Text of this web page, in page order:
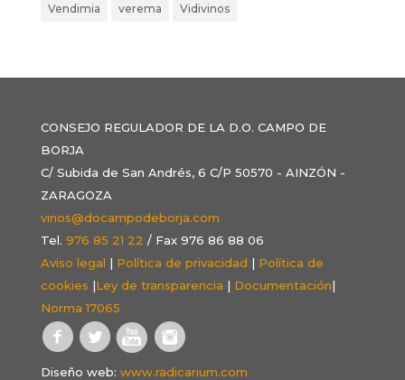
Vendimia verema Vidivinos
CONSEJO REGULADOR DE LA D.O. CAMPO DE
BORJA
C/ Subida de San Andrés, 6 C/P 50570 - AINZÓN -
ZARAGOZA
vinos@docampodeborja.com
Tel. 976 85 21 22 / Fax 976 86 88 06
Aviso legal | Política de privacidad | Política de
cookies |Ley de transparencia | Documentación|
Norma 17065
Diseño web: www.radicarium.com